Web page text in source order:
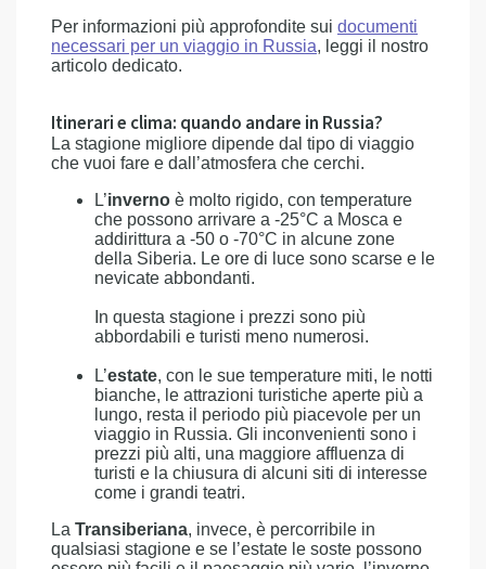
Per informazioni più approfondite sui documenti
necessari per un viaggio in Russia, leggi il nostro
articolo dedicato.
Itinerari e clima: quando andare in Russia?
La stagione migliore dipende dal tipo di viaggio
che vuoi fare e dall’atmosfera che cerchi.
L’inverno è molto rigido, con temperature
che possono arrivare a -25°C a Mosca e
addirittura a -50 o -70°C in alcune zone
della Siberia. Le ore di luce sono scarse e le
nevicate abbondanti.
In questa stagione i prezzi sono più
abbordabili e turisti meno numerosi.
L’estate, con le sue temperature miti, le notti
bianche, le attrazioni turistiche aperte più a
lungo, resta il periodo più piacevole per un
viaggio in Russia. Gli inconvenienti sono i
prezzi più alti, una maggiore affluenza di
turisti e la chiusura di alcuni siti di interesse
come i grandi teatri.
La Transiberiana, invece, è percorribile in
qualsiasi stagione e se l’estate le soste possono